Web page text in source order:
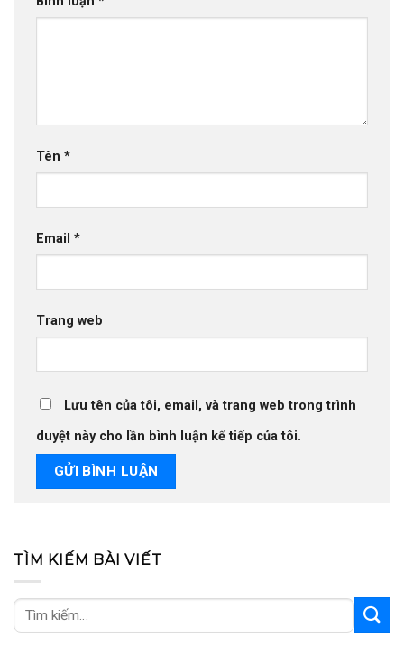
Tên *
Email *
Trang web
Lưu tên của tôi, email, và trang web trong trình
duyệt này cho lần bình luận kế tiếp của tôi.
TÌM KIẾM BÀI VIẾT